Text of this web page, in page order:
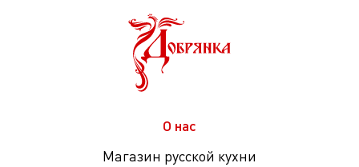
О нас
Магазин русской кухни